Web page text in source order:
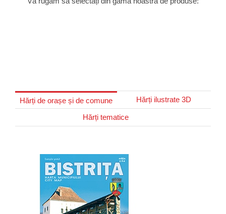
Hărți de orașe și de comune Hărți ilustrate 3D
Hărți tematice